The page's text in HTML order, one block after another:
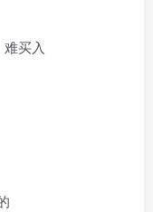
买入